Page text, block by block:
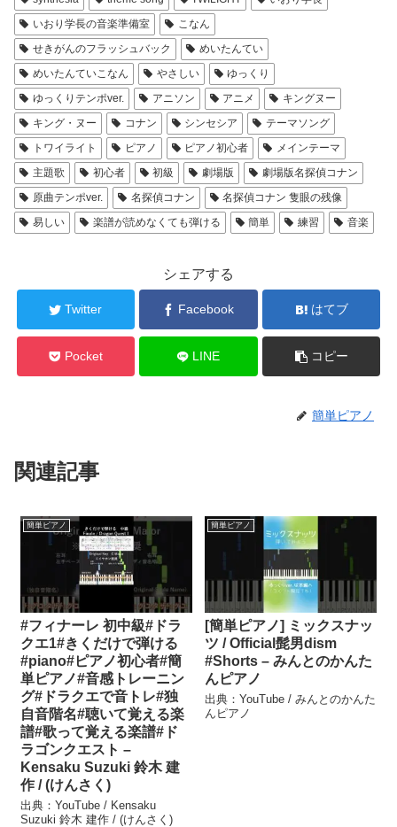
いおり学長の音楽準備室
こなん
せきがんのフラッシュバック
めいたんてい
めいたんていこなん
やさしい
ゆっくり
ゆっくりテンポver.
アニソン アニメ
キングヌー
キング・ヌー
コナン シンセシア
テーマソング
トワイライト
ピアノ ピアノ初心者
メインテーマ
主題歌
初心者 初級 劇場版
劇場版名探偵コナン
原曲テンポver.
名探偵コナン
名探偵コナン 隻眼の残像
易しい
楽譜が読めなくても弾ける 簡単 練習 音楽
シェアする
Twitter Facebook はてブ
Pocket LINE コピー
簡単ピアノ
関連記事
簡単ピアノ
#フィナーレ 初中級#ドラ
クエ1#きくだけで弾ける
#piano#ピアノ初心者#簡
単ピアノ#音感トレーニン
グ#ドラクエで音トレ#独
自音階名#聴いて覚える楽
譜#歌って覚える楽譜#ド
ラゴンクエスト –
Kensaku Suzuki 鈴木 建
作 / (けんさく)
出典：YouTube / Kensaku
Suzuki 鈴木 建作 / (けんさく)
簡単ピアノ
[簡単ピアノ] ミックスナッ
ツ / Official髭男dism
#Shorts – みんとのかんた
んピアノ
出典：YouTube / みんとのかんた
んピアノ